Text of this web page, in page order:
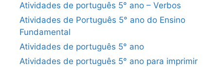
Atividades de português 5° ano – Verbos
Atividades de Português 5° ano do Ensino
Fundamental
Atividades de português 5° ano
Atividades de português 5° ano para imprimir